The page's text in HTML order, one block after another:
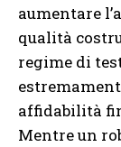
aumentare
qualità
regime di
affidabilità
Mentre un